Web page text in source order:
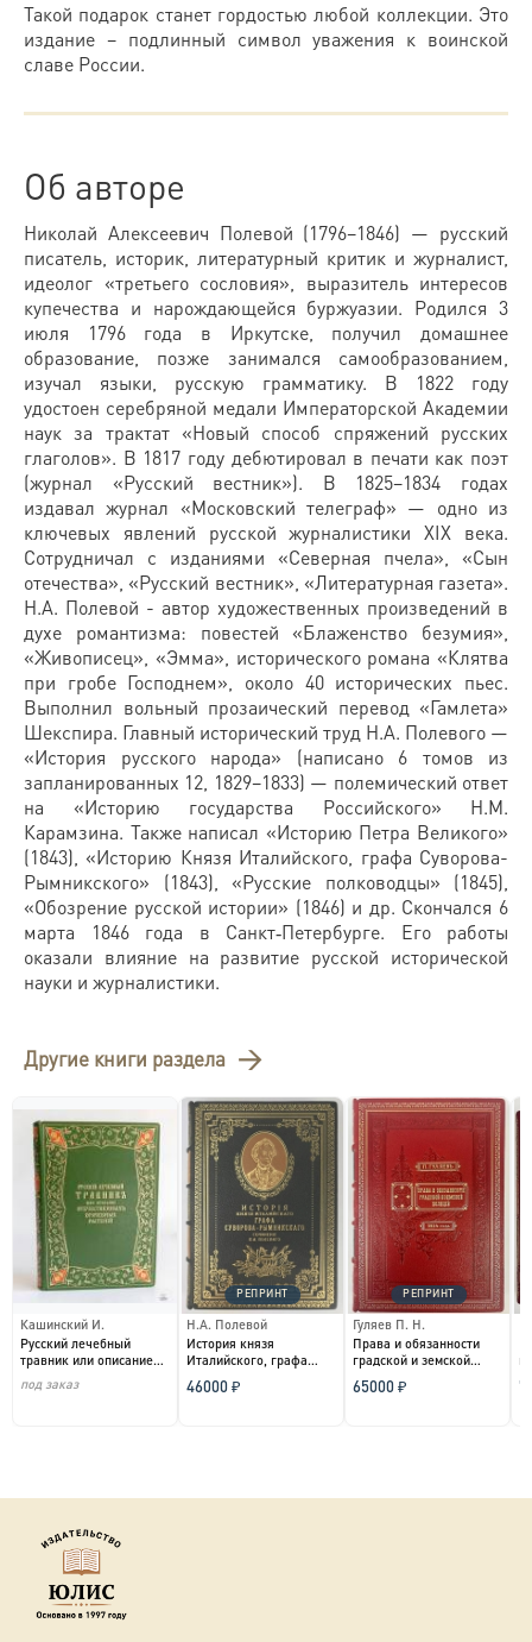
Такой подарок станет гордостью любой коллекции. Это
издание – подлинный символ уважения к воинской
славе России.
Об авторе
Николай Алексеевич Полевой (1796–1846) — русский
писатель, историк, литературный критик и журналист,
идеолог «третьего сословия», выразитель интересов
купечества и нарождающейся буржуазии. Родился 3
июля 1796 года в Иркутске, получил домашнее
образование, позже занимался самообразованием,
изучал языки, русскую грамматику. В 1822 году
удостоен серебряной медали Императорской Академии
наук за трактат «Новый способ спряжений русских
глаголов». В 1817 году дебютировал в печати как поэт
(журнал «Русский вестник»). В 1825–1834 годах
издавал журнал «Московский телеграф» — одно из
ключевых явлений русской журналистики XIX века.
Сотрудничал с изданиями «Северная пчела», «Сын
отечества», «Русский вестник», «Литературная газета».
Н.А. Полевой - автор художественных произведений в
духе романтизма: повестей «Блаженство безумия»,
«Живописец», «Эмма», исторического романа «Клятва
при гробе Господнем», около 40 исторических пьес.
Выполнил вольный прозаический перевод «Гамлета»
Шекспира. Главный исторический труд Н.А. Полевого —
«История русского народа» (написано 6 томов из
запланированных 12, 1829–1833) — полемический ответ
на «Историю государства Российского» Н.М.
Карамзина. Также написал «Историю Петра Великого»
(1843), «Историю Князя Италийского, графа Суворова-
Рымникского» (1843), «Русские полководцы» (1845),
«Обозрение русской истории» (1846) и др. Скончался 6
марта 1846 года в Санкт‑Петербурге. Его работы
оказали влияние на развитие русской исторической
науки и журналистики.
Другие книги раздела
Кашинский И.
Русский лечебный
травник или описание
врачебны...
под заказ
РЕПРИНТ
Н.А. Полевой
История князя
Италийского, графа
Суворова-Рымникского,
генер...
46000 ₽
РЕПРИНТ
Гуляев П. Н.
Права и обязанности
градской и земской
полиции и всех
вообще...
65000 ₽
в